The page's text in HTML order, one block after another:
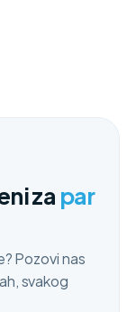
za par
Pozovi nas
svakog